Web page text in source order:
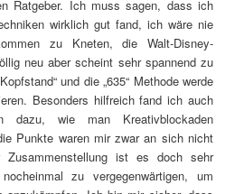
Ratgeber. Ich muss sagen, dass ich
wirklich gut fand, ich wäre nie
zu Kneten, die Walt-Disney-
neu aber scheint sehr spannend zu
und die „635“ Methode werde
Besonders hilfreich fand ich auch
dazu, wie man Kreativblockaden
Punkte waren mir zwar an sich nicht
ist es doch sehr
zu vergegenwärtigen, um